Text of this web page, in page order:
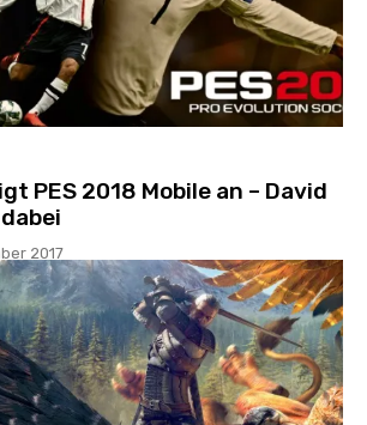
PES 2018 Mobile an – David
2017